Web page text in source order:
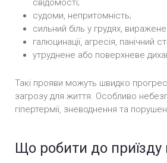
свідомості;
судоми, непритомність;
сильний біль у грудях,
галюцинації, агресія, панічний
утруднене або поверхневе
Такі прояви можуть швидко
загрозу для життя. Особливо
гіпертермії, зневоднення та
Що робити до приїзду